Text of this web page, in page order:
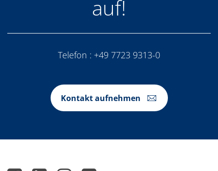
auf!
Telefon : +49 7723 9313-0
Kontakt aufnehmen